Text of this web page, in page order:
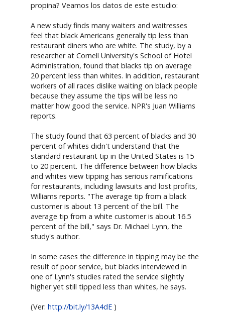
propina? Veamos los datos de este estudio:
A new study finds many waiters and waitresses
feel that black Americans generally tip less than
restaurant diners who are white. The study, by a
researcher at Cornell University's School of Hotel
Administration, found that blacks tip on average
20 percent less than whites. In addition, restaurant
workers of all races dislike waiting on black people
because they assume the tips will be less no
matter how good the service. NPR's Juan Williams
reports.
The study found that 63 percent of blacks and 30
percent of whites didn't understand that the
standard restaurant tip in the United States is 15
to 20 percent. The difference between how blacks
and whites view tipping has serious ramifications
for restaurants, including lawsuits and lost profits,
Williams reports. "The average tip from a black
customer is about 13 percent of the bill. The
average tip from a white customer is about 16.5
percent of the bill," says Dr. Michael Lynn, the
study's author.
In some cases the difference in tipping may be the
result of poor service, but blacks interviewed in
one of Lynn's studies rated the service slightly
higher yet still tipped less than whites, he says.
(Ver:http://bit.ly/13A4dE )